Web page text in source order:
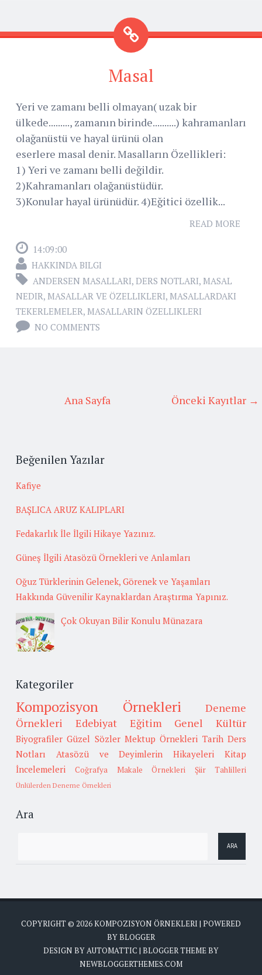
Masal
Yeri ve zamanı belli olmayan( uzak bir
ülkede........., zamanın birinde..........) kahramanları
olağanüstü ve hayal ürünü olan
eserlere masal denir. Masalların Özellikleri:
1) Yeri ve zamanı belli değildir.
2)Kahramanları olağanüstüdür.
3)Konular hayal ürünüdür. 4)Eğitici özellik...
READ MORE
14:09:00
HAKKINDA BILGI
ANDERSEN MASALLARI, DERS NOTLARI, MASAL
NEDIR, MASALLAR VE ÖZELLIKLERI, MASALLARDAKI
TEKERLEMELER, MASALLARIN ÖZELLIKLERI
NO COMMENTS
Önceki Kayıtlar →
Ana Sayfa
Beğenilen Yazılar
Kafiye
BAŞLICA ARUZ KALIPLARI
Fedakarlık İle İlgili Hikaye Yazınız.
Güneş İlgili Atasözü Örnekleri ve Anlamları
Oğuz Türklerinin Gelenek, Görenek ve Yaşamları
Hakkında Güvenilir Kaynaklardan Araştırma Yapınız.
Çok Okuyan Bilir Konulu Münazara
Kategoriler
Kompozisyon Örnekleri
Deneme
Örnekleri
Edebiyat Eğitim Genel Kültür
Biyografiler Güzel Sözler Mektup Örnekleri Tarih Ders
Notları
Atasözü ve Deyimlerin Hikayeleri
Kitap
İncelemeleri
Coğrafya Makale Örnekleri Şiir Tahlilleri
Ünlülerden Deneme Örnekleri
Ara
COPYRIGHT © 2026KOMPOZISYON ÖRNEKLERI | POWERED
BYBLOGGER
DESIGN BYAUTOMATTIC | BLOGGER THEME BY
NEWBLOGGERTHEMES.COM